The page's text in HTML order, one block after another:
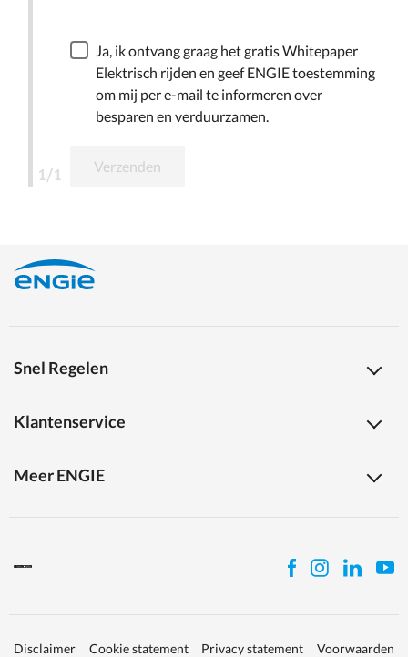
1/1
Ja, ik ontvang graag het gratis Whitepaper
Elektrisch rijden en geef ENGIE toestemming
om mij per e-mail te informeren over
besparen en verduurzamen.
Verzenden
Snel Regelen
Klantenservice
Meer ENGIE
Disclaimer Cookie statement Privacy statement Voorwaarden